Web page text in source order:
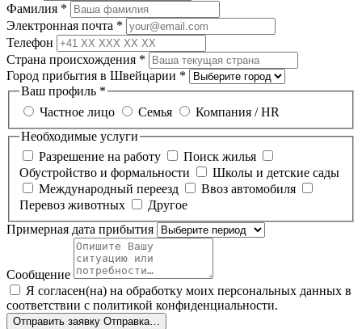
Фамилия *
Электронная почта *
Телефон
Страна происхождения *
Город прибытия в Швейцарии *
Ваш профиль *
Частное лицо
Семья
Компания / HR
Необходимые услуги
Разрешение на работу
Поиск жилья
Обустройство и формальности
Школы и детские сады
Международный переезд
Ввоз автомобиля
Перевоз животных
Другое
Примерная дата прибытия
Сообщение
Я согласен(на) на обработку моих персональных данных в
соответствии с политикой конфиденциальности.
Отправить заявку Отправка…